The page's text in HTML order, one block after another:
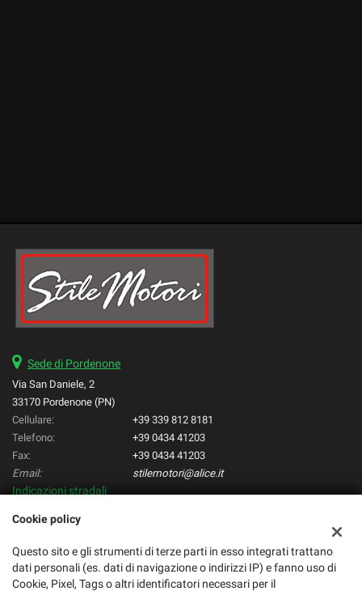
Sede di Pordenone
Via San Daniele, 2
33170 Pordenone (PN)
Cellulare:
+39 339 812 8181
Telefono:
+39 0434 41203
Fax:
+39 0434 41203
Email:
stilemotori@alice.it
Indicazioni stradali
Dati fiscali:
Stilemotori di Varotto Manuele
C.F/P.IVA:01668600933
Cookie policy
Questo sito e gli strumenti di terze parti in esso integrati trattano
dati personali (es. dati di navigazione o indirizzi IP) e fanno uso di
Cookie, Pixel, Tags o altri identificatori necessari per il